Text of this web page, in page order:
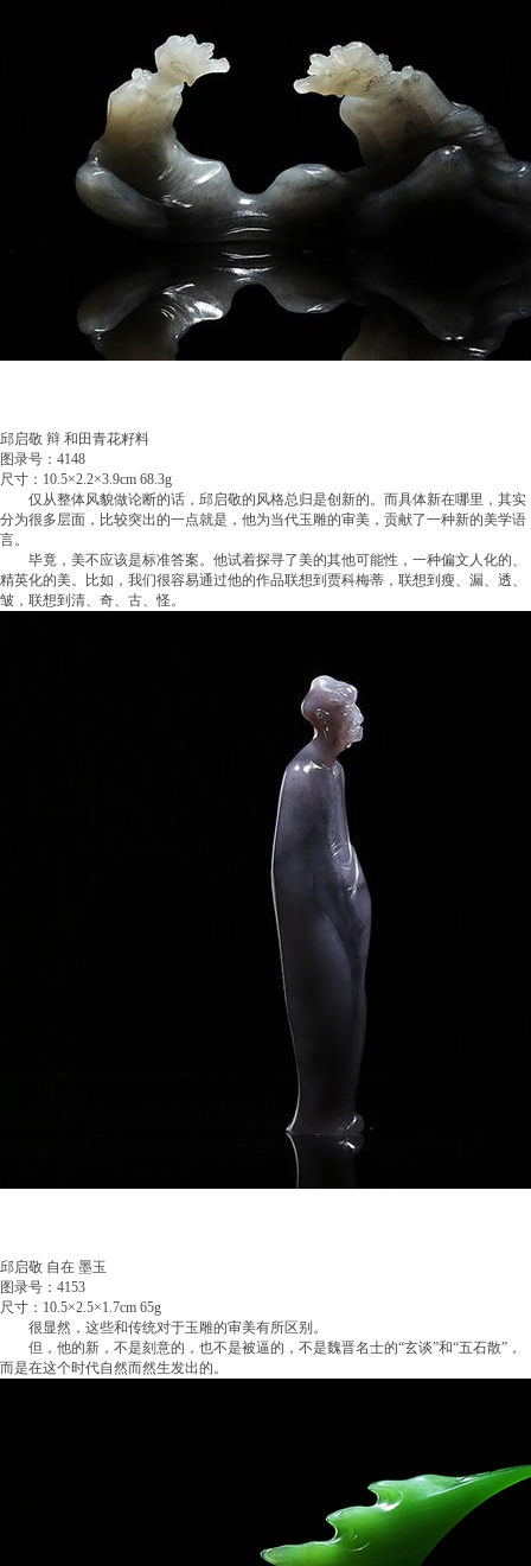
邱启敬 辩 和田青花籽料
图录号：4148
尺寸：10.5×2.2×3.9cm 68.3g
仅从整体风貌做论断的话，邱启敬的风格总归是创新的。而具体新在哪里，其实
分为很多层面，比较突出的一点就是，他为当代玉雕的审美，贡献了一种新的美学语
言。
毕竟，美不应该是标准答案。他试着探寻了美的其他可能性，一种偏文人化的、
精英化的美。比如，我们很容易通过他的作品联想到贾科梅蒂，联想到瘦、漏、透、
皱，联想到清、奇、古、怪。
邱启敬 自在 墨玉
图录号：4153
尺寸：10.5×2.5×1.7cm 65g
很显然，这些和传统对于玉雕的审美有所区别。
但，他的新，不是刻意的，也不是被逼的，不是魏晋名士的“玄谈”和“五石散”，
而是在这个时代自然而然生发出的。